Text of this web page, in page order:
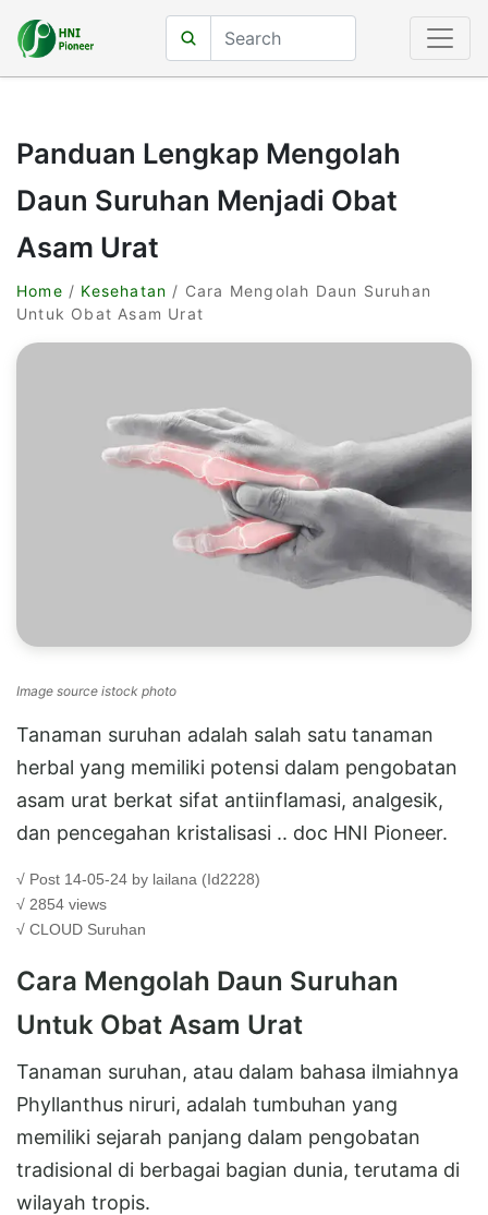
Panduan Lengkap Mengolah
Daun Suruhan Menjadi Obat
Asam Urat
Home / Kesehatan / Cara Mengolah Daun Suruhan
Untuk Obat Asam Urat
Image source istock photo
Tanaman suruhan adalah salah satu tanaman
herbal yang memiliki potensi dalam pengobatan
asam urat berkat sifat antiinflamasi, analgesik,
dan pencegahan kristalisasi .. doc HNI Pioneer.
√ Post 14-05-24 by lailana (Id2228)
√ 2854 views
√ CLOUD Suruhan
Cara Mengolah Daun Suruhan
Untuk Obat Asam Urat
Tanaman suruhan, atau dalam bahasa ilmiahnya
Phyllanthus niruri, adalah tumbuhan yang
memiliki sejarah panjang dalam pengobatan
tradisional di berbagai bagian dunia, terutama di
wilayah tropis.